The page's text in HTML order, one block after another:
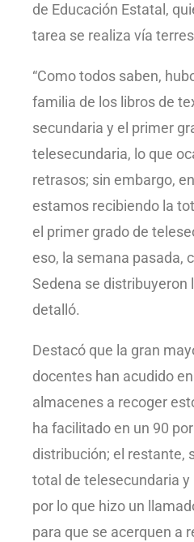
de Educación Estatal,
tarea se realiza vía
“Como todos saben,
familia de los libros de
secundaria y el primer
telesecundaria, lo que
retrasos; sin embargo,
estamos recibiendo la
el primer grado de
eso, la semana pasada,
Sedena se distribuyeron
detalló.
Destacó que la gran
docentes han acudido
almacenes a recoger
ha facilitado en un 90
distribución; el restante,
total de telesecundaria
por lo que hizo un
para que se acerquen a